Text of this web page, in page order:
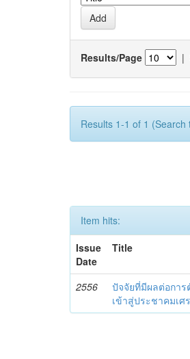
Results/Page |
Results 1-1 of 1
Item hits:
Issue
Date
Title
2556
ปัจจัยที่มีผลต่อการ
เข้าสู่ประชาคมเศ